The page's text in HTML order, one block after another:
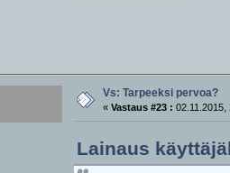
Vs: Tarpeeksi pervoa?
« Vastaus #23 : 02.11.2015,
Lainaus